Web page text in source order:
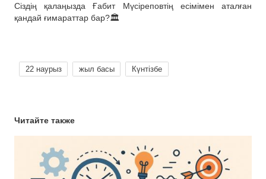
Сіздің қалаңызда Ғабит Мүсіреповтің есімімен аталған
қандай ғимараттар бар?🏛
22 наурыз жыл басы Күнтізбе
Читайте также